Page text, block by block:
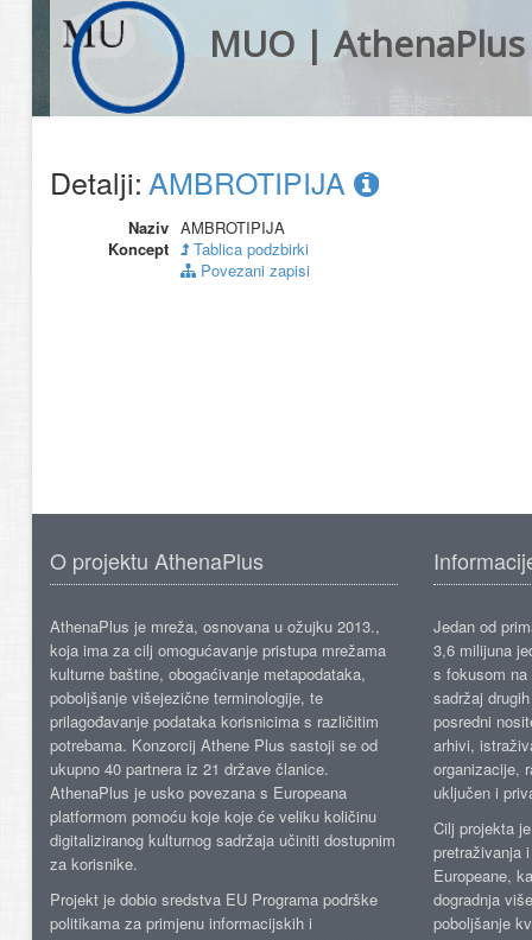
MUO | AthenaPlus
Detalji: AMBROTIPIJA
Naziv AMBROTIPIJA
Koncept
Tablica podzbirki
Povezani zapisi
O projektu AthenaPlus
AthenaPlus je mreža, osnovana u ožujku 2013.,
koja ima za cilj omogućavanje pristupa mrežama
kulturne baštine, obogaćivanje metapodataka,
poboljšanje višejezične terminologije, te
prilagođavanje podataka korisnicima s različitim
potrebama. Konzorcij Athene Plus sastoji se od
ukupno 40 partnera iz 21 države članice.
AthenaPlus je usko povezana s Europeana
platformom pomoću koje koje će veliku količinu
digitaliziranog kulturnog sadržaja učiniti dostupnim
za korisnike.
Projekt je dobio sredstva EU Programa podrške
politikama za primjenu informacijskih i
Jedan od
3,6 milijuna
s fokusom
sadržaj
posredni
arhivi,
organizacije,
uključen i
Cilj projekta
pretraživanja
Europeane,
dogradnja
poboljšanje